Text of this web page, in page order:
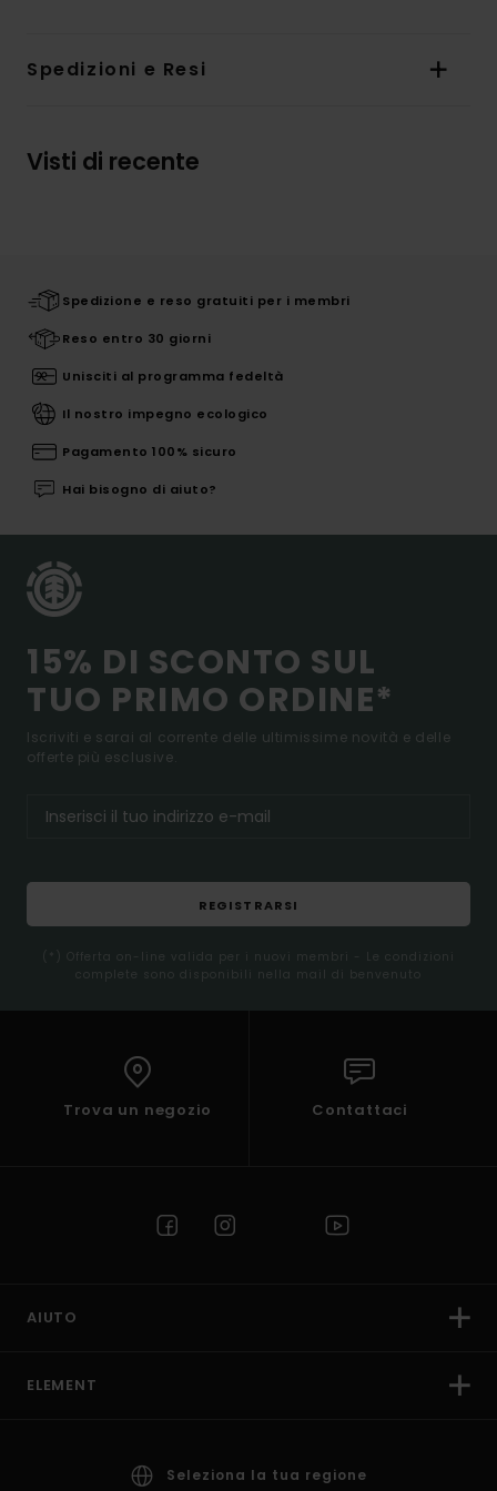
Spedizioni e Resi
Visti di recente
Spedizione e reso gratuiti per i membri
Reso entro 30 giorni
Unisciti al programma fedeltà
Il nostro impegno ecologico
Pagamento 100% sicuro
Hai bisogno di aiuto?
15% DI SCONTO SUL
TUO PRIMO ORDINE*
Iscriviti e sarai al corrente delle ultimissime novità e delle
offerte più esclusive.
REGISTRARSI
(*) Offerta on-line valida per i nuovi membri - Le condizioni
complete sono disponibili nella mail di benvenuto
Trova un negozio Contattaci
AIUTO
ELEMENT
Seleziona la tua regione